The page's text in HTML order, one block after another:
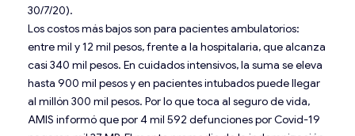
30/7/20).
Los costos más bajos son para pacientes ambulatorios:
entre mil y 12 mil pesos, frente a la hospitalaria, que alcanza
casi 340 mil pesos. En cuidados intensivos, la suma se eleva
hasta 900 mil pesos y en pacientes intubados puede llegar
al millón 300 mil pesos. Por lo que toca al seguro de vida,
AMIS informó que por 4 mil 592 defunciones por Covid-19